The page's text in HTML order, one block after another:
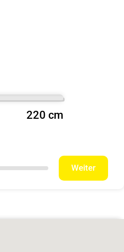
220 cm
Weiter